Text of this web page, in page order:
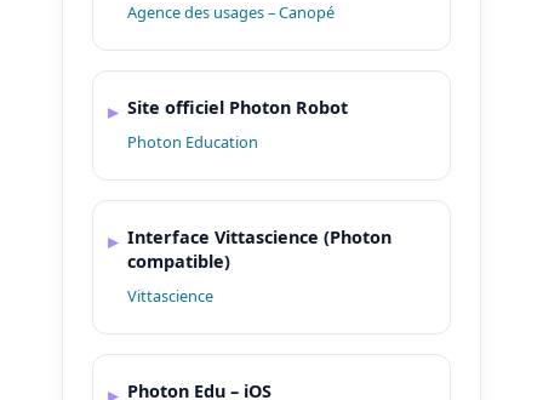
Agence des usages – Canopé
Site officiel Photon Robot
Photon Education
Interface Vittascience (Photon
compatible)
Vittascience
Photon Edu – iOS